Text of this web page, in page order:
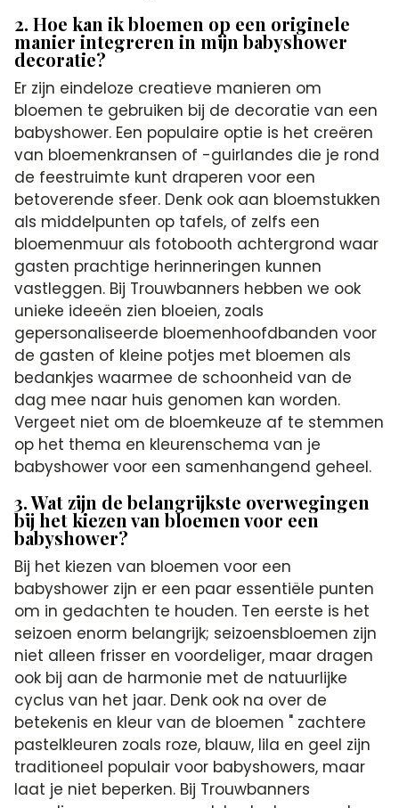
2. Hoe kan ik bloemen op een originele
manier integreren in mijn babyshower
decoratie?
Er zijn eindeloze creatieve manieren om
bloemen te gebruiken bij de decoratie van een
babyshower. Een populaire optie is het creëren
van bloemenkransen of -guirlandes die je rond
de feestruimte kunt draperen voor een
betoverende sfeer. Denk ook aan bloemstukken
als middelpunten op tafels, of zelfs een
bloemenmuur als fotobooth achtergrond waar
gasten prachtige herinneringen kunnen
vastleggen. Bij Trouwbanners hebben we ook
unieke ideeën zien bloeien, zoals
gepersonaliseerde bloemenhoofdbanden voor
de gasten of kleine potjes met bloemen als
bedankjes waarmee de schoonheid van de
dag mee naar huis genomen kan worden.
Vergeet niet om de bloemkeuze af te stemmen
op het thema en kleurenschema van je
babyshower voor een samenhangend geheel.
3. Wat zijn de belangrijkste overwegingen
bij het kiezen van bloemen voor een
babyshower?
Bij het kiezen van bloemen voor een
babyshower zijn er een paar essentiële punten
om in gedachten te houden. Ten eerste is het
seizoen enorm belangrijk; seizoensbloemen zijn
niet alleen frisser en voordeliger, maar dragen
ook bij aan de harmonie met de natuurlijke
cyclus van het jaar. Denk ook na over de
betekenis en kleur van de bloemen " zachtere
pastelkleuren zoals roze, blauw, lila en geel zijn
traditioneel populair voor babyshowers, maar
laat je niet beperken. Bij Trouwbanners